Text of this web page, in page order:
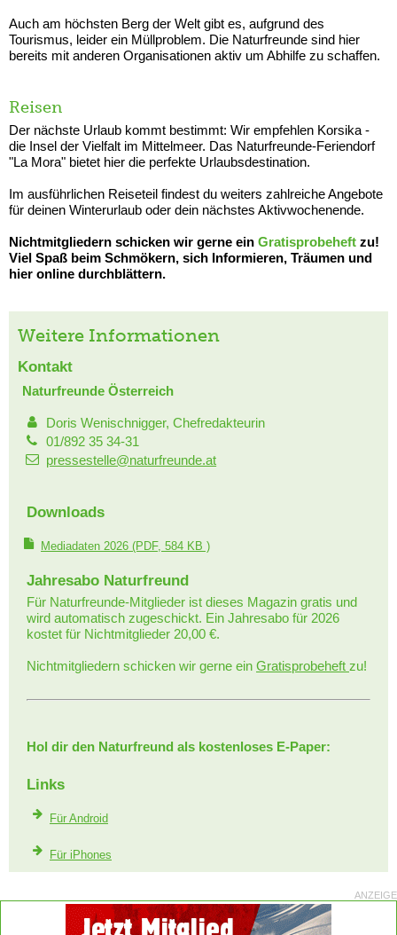
Auch am höchsten Berg der Welt gibt es, aufgrund des
Tourismus, leider ein Müllproblem. Die Naturfreunde sind hier
bereits mit anderen Organisationen aktiv um Abhilfe zu schaffen.
Reisen
Der nächste Urlaub kommt bestimmt: Wir empfehlen Korsika -
die Insel der Vielfalt im Mittelmeer. Das Naturfreunde-Feriendorf
"La Mora" bietet hier die perfekte Urlaubsdestination.
Im ausführlichen Reiseteil findest du weiters zahlreiche Angebote
für deinen Winterurlaub oder dein nächstes Aktivwochenende.
Nichtmitgliedern schicken wir gerne ein Gratisprobeheft zu!
Viel Spaß beim Schmökern, sich Informieren, Träumen und
hier online durchblättern.
Weitere Informationen
Kontakt
Naturfreunde Österreich
Doris Wenischnigger, Chefredakteurin
01/892 35 34-31
pressestelle@naturfreunde.at
Downloads
Mediadaten 2026 (PDF, 584 KB )
Jahresabo Naturfreund
Für Naturfreunde-Mitglieder ist dieses Magazin gratis und
wird automatisch zugeschickt. Ein Jahresabo für 2026
kostet für Nichtmitglieder 20,00 €.
Nichtmitgliedern schicken wir gerne ein Gratisprobeheft zu!
Hol dir den Naturfreund als kostenloses E-Paper:
Links
Für Android
Für iPhones
ANZEIGE